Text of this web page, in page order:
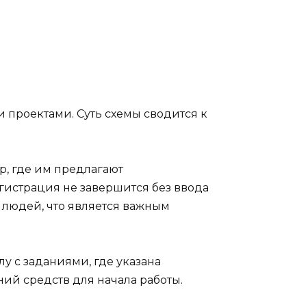
Суть схемы сводится к
где им предлагают
не завершится без ввода
что является важным
с заданиями, где указана
средств для начала работы.